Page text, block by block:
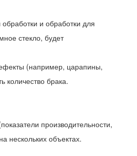
и обработки для
стекло, будет
(например, царапины,
количество брака.
производительности,
нескольких объектах.